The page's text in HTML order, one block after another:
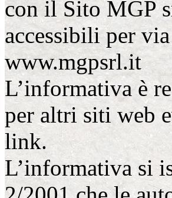
con il Sito MGP
accessibili per
www.mgpsrl.it
L’informativa è
per altri siti web
link.
L’informativa si